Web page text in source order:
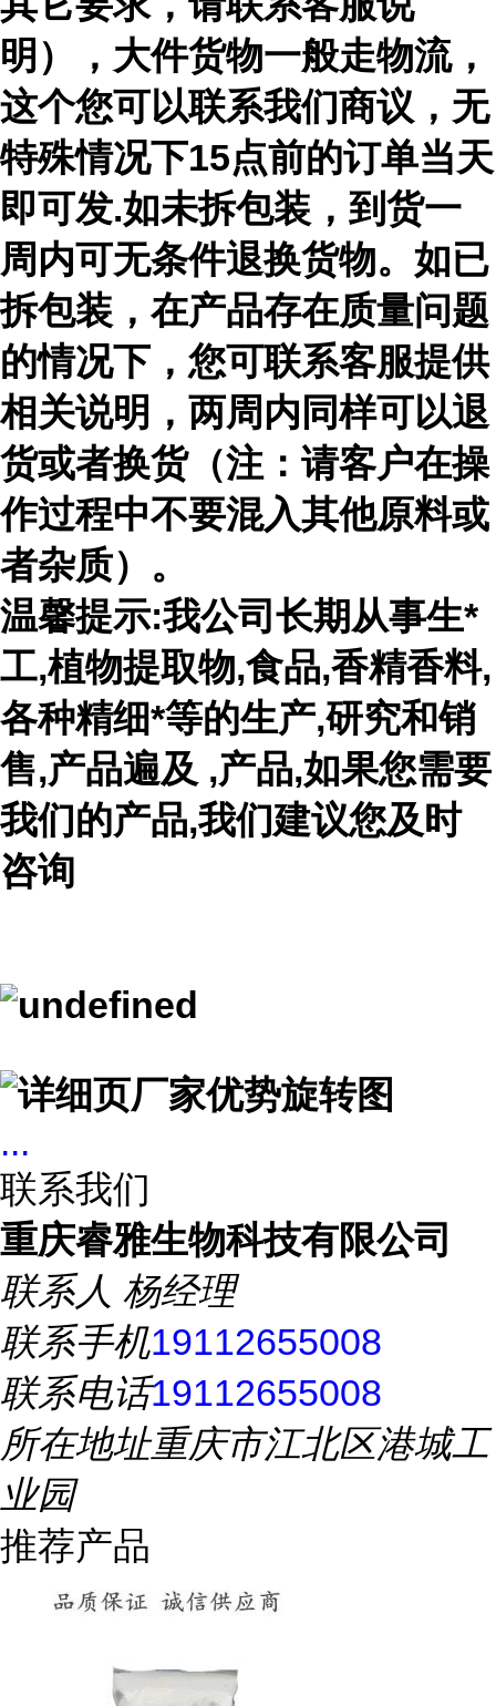
明），大件货物一般走物流，
这个您可以联系我们商议，无
特殊情况下15点前的订单当天
即可发.如未拆包装，到货一
周内可无条件退换货物。如已
拆包装，在产品存在质量问题
的情况下，您可联系客服提供
相关说明，两周内同样可以退
货或者换货（注：请客户在操
作过程中不要混入其他原料或
者杂质）。
温馨提示:我公司长期从事生*
工,植物提取物,食品,香精香料,
各种精细*等的生产,研究和销
售,产品遍及 ,产品,如果您需要
我们的产品,我们建议您及时
咨询
...
联系我们
重庆睿雅生物科技有限公司
联系人 杨经理
联系手机19112655008
联系电话19112655008
所在地址重庆市江北区港城工
业园
推荐产品